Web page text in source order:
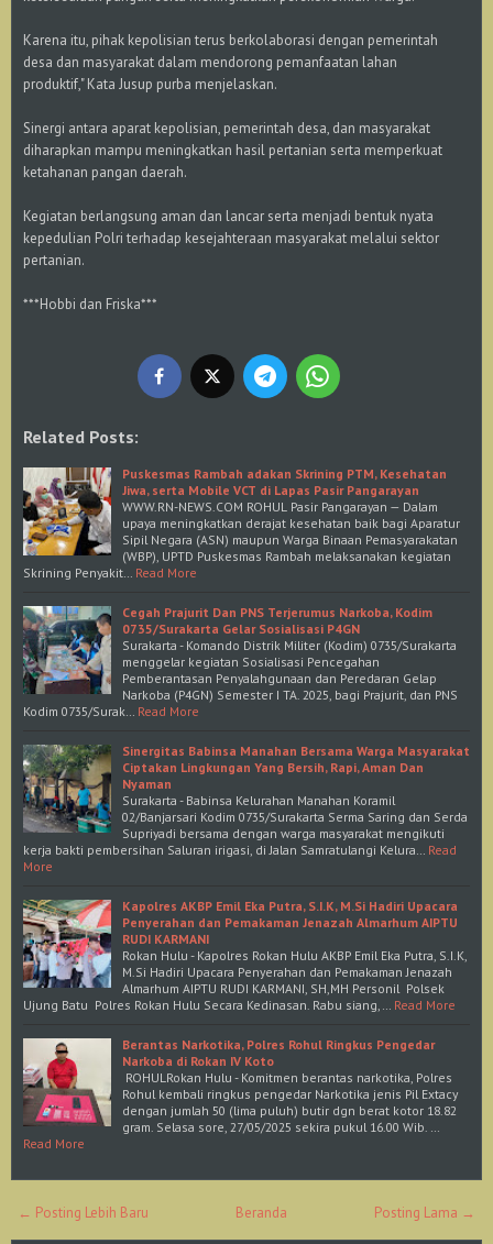
Karena itu, pihak kepolisian terus berkolaborasi dengan pemerintah
desa dan masyarakat dalam mendorong pemanfaatan lahan
produktif," Kata Jusup purba menjelaskan.
Sinergi antara aparat kepolisian, pemerintah desa, dan masyarakat
diharapkan mampu meningkatkan hasil pertanian serta memperkuat
ketahanan pangan daerah.
Kegiatan berlangsung aman dan lancar serta menjadi bentuk nyata
kepedulian Polri terhadap kesejahteraan masyarakat melalui sektor
pertanian.
***Hobbi dan Friska***
Related Posts:
Puskesmas Rambah adakan Skrining PTM, Kesehatan
Jiwa, serta Mobile VCT di Lapas Pasir Pangarayan
WWW.RN-NEWS.COM ROHUL Pasir Pangarayan — Dalam
upaya meningkatkan derajat kesehatan baik bagi Aparatur
Sipil Negara (ASN) maupun Warga Binaan Pemasyarakatan
(WBP), UPTD Puskesmas Rambah melaksanakan kegiatan
Skrining Penyakit… Read More
Cegah Prajurit Dan PNS Terjerumus Narkoba, Kodim
0735/Surakarta Gelar Sosialisasi P4GN
Surakarta - Komando Distrik Militer (Kodim) 0735/Surakarta
menggelar kegiatan Sosialisasi Pencegahan
Pemberantasan Penyalahgunaan dan Peredaran Gelap
Narkoba (P4GN) Semester I TA. 2025, bagi Prajurit, dan PNS
Kodim 0735/Surak… Read More
Sinergitas Babinsa Manahan Bersama Warga Masyarakat
Ciptakan Lingkungan Yang Bersih, Rapi, Aman Dan
Nyaman
Surakarta - Babinsa Kelurahan Manahan Koramil
02/Banjarsari Kodim 0735/Surakarta Serma Saring dan Serda
Supriyadi bersama dengan warga masyarakat mengikuti
kerja bakti pembersihan Saluran irigasi, di Jalan Samratulangi Kelura… Read
More
Kapolres AKBP Emil Eka Putra, S.I.K, M.Si Hadiri Upacara
Penyerahan dan Pemakaman Jenazah Almarhum AIPTU
RUDI KARMANI
Rokan Hulu - Kapolres Rokan Hulu AKBP Emil Eka Putra, S.I.K,
M.Si Hadiri Upacara Penyerahan dan Pemakaman Jenazah
Almarhum AIPTU RUDI KARMANI, SH,MH Personil Polsek
Ujung Batu Polres Rokan Hulu Secara Kedinasan. Rabu siang,… Read More
Berantas Narkotika, Polres Rohul Ringkus Pengedar
Narkoba di Rokan IV Koto
ROHULRokan Hulu - Komitmen berantas narkotika, Polres
Rohul kembali ringkus pengedar Narkotika jenis Pil Extacy
dengan jumlah 50 (lima puluh) butir dgn berat kotor 18.82
gram. Selasa sore, 27/05/2025 sekira pukul 16.00 Wib. …
Read More
← Posting Lebih Baru Posting Lama →
Beranda